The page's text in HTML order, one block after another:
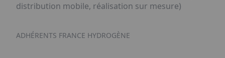
distribution mobile, réalisation sur mesure)
ADHÉRENTS FRANCE HYDROGÈNE